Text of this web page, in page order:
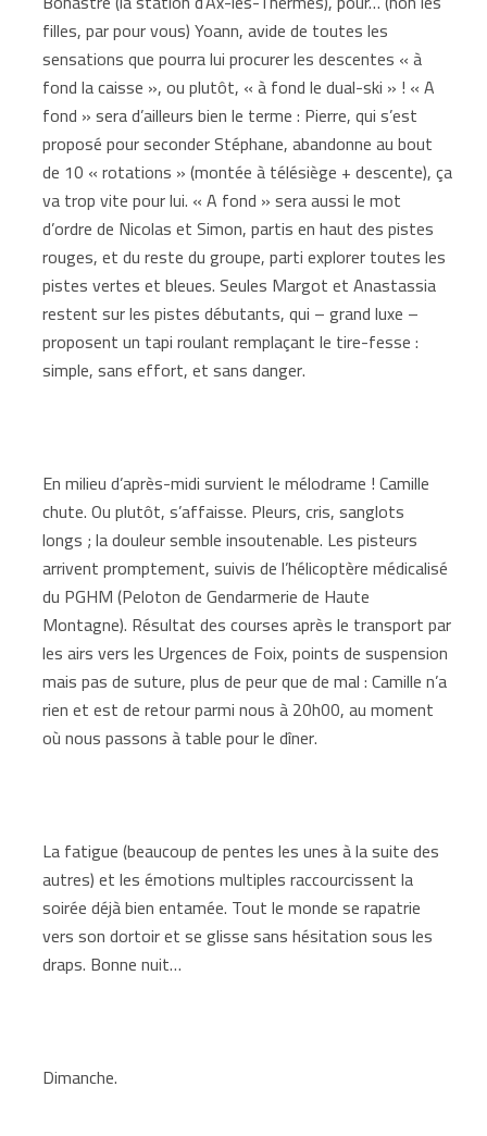
filles, par pour vous) Yoann, avide de toutes les
sensations que pourra lui procurer les descentes « à
fond la caisse », ou plutôt, « à fond le dual-ski » ! « A
fond » sera d’ailleurs bien le terme : Pierre, qui s’est
proposé pour seconder Stéphane, abandonne au bout
de 10 « rotations » (montée à télésiège + descente), ça
va trop vite pour lui. « A fond » sera aussi le mot
d’ordre de Nicolas et Simon, partis en haut des pistes
rouges, et du reste du groupe, parti explorer toutes les
pistes vertes et bleues. Seules Margot et Anastassia
restent sur les pistes débutants, qui – grand luxe –
proposent un tapi roulant remplaçant le tire-fesse :
simple, sans effort, et sans danger.
En milieu d’après-midi survient le mélodrame ! Camille
chute. Ou plutôt, s’affaisse. Pleurs, cris, sanglots
longs ; la douleur semble insoutenable. Les pisteurs
arrivent promptement, suivis de l’hélicoptère médicalisé
du PGHM (Peloton de Gendarmerie de Haute
Montagne). Résultat des courses après le transport par
les airs vers les Urgences de Foix, points de suspension
mais pas de suture, plus de peur que de mal : Camille n’a
rien et est de retour parmi nous à 20h00, au moment
où nous passons à table pour le dîner.
La fatigue (beaucoup de pentes les unes à la suite des
autres) et les émotions multiples raccourcissent la
soirée déjà bien entamée. Tout le monde se rapatrie
vers son dortoir et se glisse sans hésitation sous les
draps. Bonne nuit…
Dimanche.